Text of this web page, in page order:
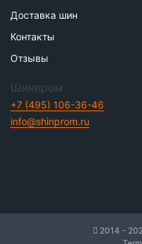
Доставка шин
Контакты
Отзывы
Шинпром
+7 (495) 106-36-46
info@shinprom.ru
2014 -